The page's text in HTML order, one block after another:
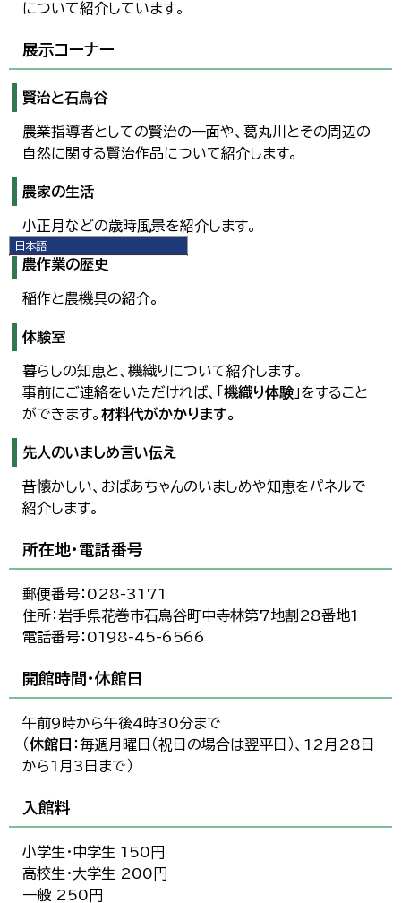
日本語
日本語
English
한국어
繁體中文
について紹介しています。
展示コーナー
賢治と石鳥谷
農業指導者としての賢治の一面や、葛丸川とその周辺の
自然に関する賢治作品について紹介します。
農家の生活
小正月などの歳時風景を紹介します。
農作業の歴史
稲作と農機具の紹介。
体験室
暮らしの知恵と、機織りについて紹介します。
事前にご連絡をいただければ、「 機織り体験 」をすること
ができます。 材料代がかかります。
先人のいましめ言い伝え
昔懐かしい、おばあちゃんのいましめや知恵をパネルで
紹介します。
所在地・電話番号
郵便番号：028-3171
住所：岩手県花巻市石鳥谷町中寺林第7地割28番地1
電話番号：0198-45-6566
開館時間・休館日
午前9時から午後4時30分まで
（休館日 ：毎週月曜日（祝日の場合は翌平日）、12月28日
から1月3日まで）
入館料
小学生・中学生 150円
高校生・大学生 200円
一般 250円